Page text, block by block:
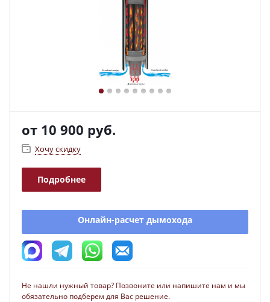
от 10 900 руб.
Хочу скидку
Подробнее
Онлайн-расчет дымохода
Не нашли нужный товар? Позвоните или напишите нам и мы
обязательно подберем для Вас решение.